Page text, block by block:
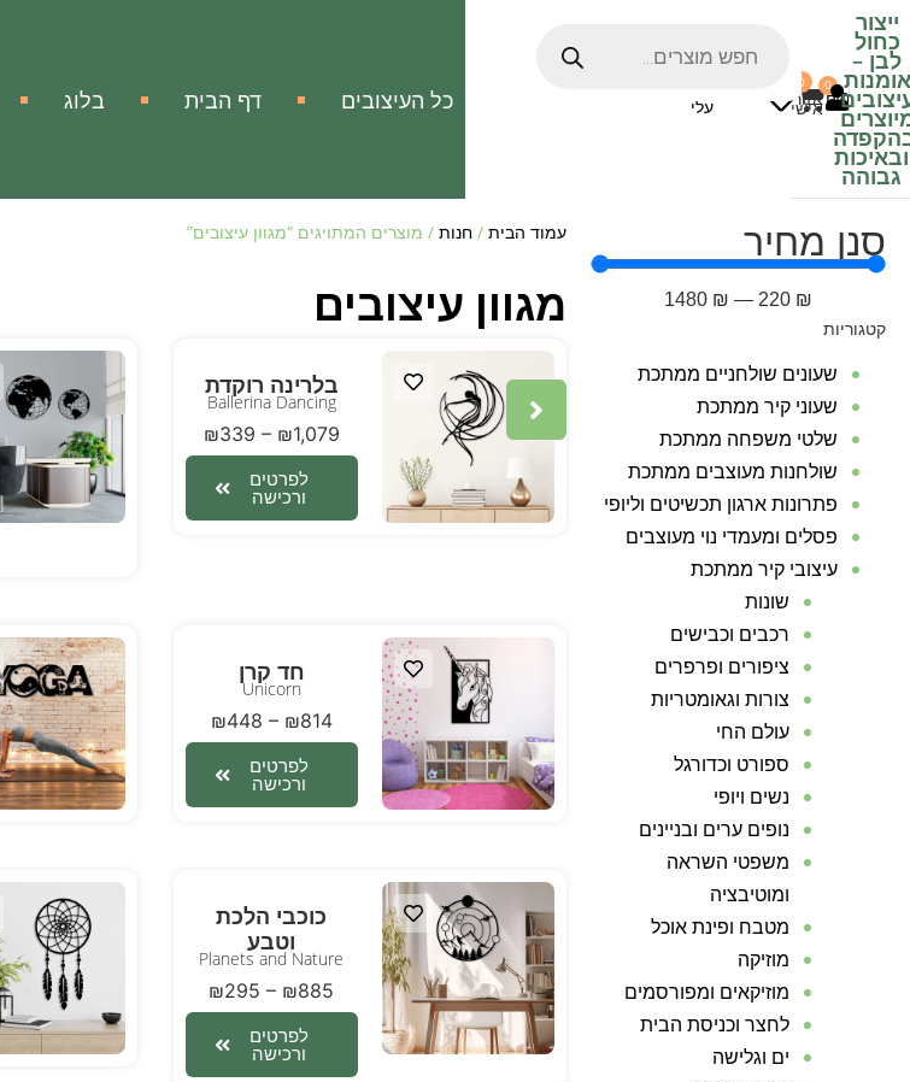
ייצור
כחול
לבן –
אומנות
ובאיכות
גבוהה
₪0
0
עלי
0
אזור
אישי כל העיצובים דף הבית בלוג
סנן מחיר
₪
220
—
₪
1480
קטגוריות
שעונים שולחניים ממתכת
שעוני קיר ממתכת
שלטי משפחה ממתכת
שולחנות מעוצבים ממתכת
פתרונות ארגון תכשיטים וליופי
פסלים ומעמדי נוי מעוצבים
עיצובי קיר ממתכת
שונות
רכבים וכבישים
ציפורים ופרפרים
צורות וגאומטריות
עולם החי
ספורט וכדורגל
נשים ויופי
נופים ערים ובניינים
משפטי השראה
ומוטיבציה
מטבח ופינת אוכל
מוזיקה
מוזיקאים ומפורסמים
לחצר וכניסת הבית
ים וגלישה
עמוד הבית/ חנות/ מוצרים המתויגים “מגוון עיצובים”
מגוון עיצובים
בלרינה רוקדת
Ballerina Dancing
₪339 – ₪1,079
לפרטים
ורכישה
חד קרן
Unicorn
₪448 – ₪814
לפרטים
ורכישה
כוכבי הלכת
וטבע
Planets and Nature
₪295 – ₪885
לפרטים
ורכישה